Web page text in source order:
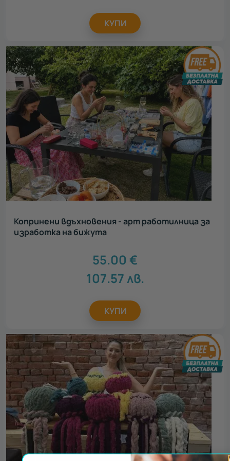
КУПИ
Копринени вдъхновения - арт работилница за
изработка на бижута
55.00 €
107.57лв.
КУПИ